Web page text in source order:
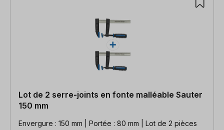
Lot de 2 serre-joints en fonte malléable Sauter
150 mm
Envergure : 150 mm | Portée : 80 mm | Lot de 2 pièces